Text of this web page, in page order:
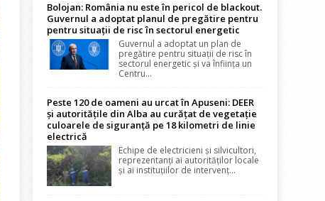
Bolojan: România nu este în pericol de blackout.
Guvernul a adoptat planul de pregătire pentru
pentru situații de risc în sectorul energetic
Guvernul a adoptat un plan de
pregătire pentru situații de risc în
sectorul energetic și va înființa un
Centru...
Peste 120 de oameni au urcat în Apuseni: DEER
și autoritățile din Alba au curățat de vegetație
culoarele de siguranță pe 18 kilometri de linie
electrică
Echipe de electricieni și silvicultori,
reprezentanți ai autorităților locale
și ai instituțiilor de intervenț...